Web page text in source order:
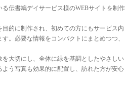
伝書鳩デイサービス様のWEBサイトを制作
的に制作され、初めての方にもサービス内
。必要な情報をコンパクトにまとめつつ、
大切にし、全体に緑を基調としたやさしい
う写真も効果的に配置し、訪れた方が安心